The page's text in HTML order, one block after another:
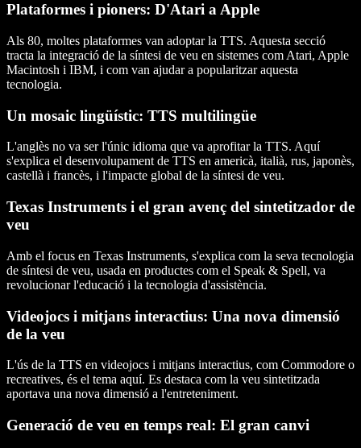
Plataformes i pioners: D'Atari a Apple
Als 80, moltes plataformes van adoptar la TTS. Aquesta secció
tracta la integració de la síntesi de veu en sistemes com Atari, Apple
Macintosh i IBM, i com van ajudar a popularitzar aquesta
tecnologia.
Un mosaic lingüístic: TTS multilingüe
L'anglès no va ser l'únic idioma que va aprofitar la TTS. Aquí
s'explica el desenvolupament de TTS en americà, italià, rus, japonès,
castellà i francès, i l'impacte global de la síntesi de veu.
Texas Instruments i el gran avenç del sintetitzador de
veu
Amb el focus en Texas Instruments, s'explica com la seva tecnologia
de síntesi de veu, usada en productes com el Speak & Spell, va
revolucionar l'educació i la tecnologia d'assistència.
Videojocs i mitjans interactius: Una nova dimensió
de la veu
L'ús de la TTS en videojocs i mitjans interactius, com Commodore o
recreatives, és el tema aquí. Es destaca com la veu sintetitzada
aportava una nova dimensió a l'entreteniment.
Generació de veu en temps real: El gran canvi